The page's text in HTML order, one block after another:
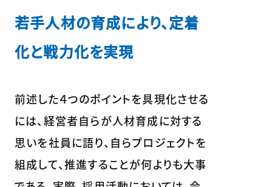
若手人材の育成により、定着
化と戦力化を実現
前述した４つのポイントを具現化させる
には、経営者自らが人材育成に対する
思いを社員に語り、自らプロジェクトを
組成して、推進することが何よりも大事